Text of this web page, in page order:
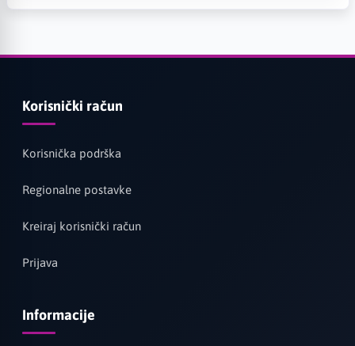
Korisnički račun
Korisnička podrška
Regionalne postavke
Kreiraj korisnički račun
Prijava
Informacije